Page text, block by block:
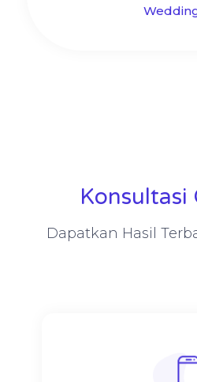
Konsultasi
Dapatkan Hasil